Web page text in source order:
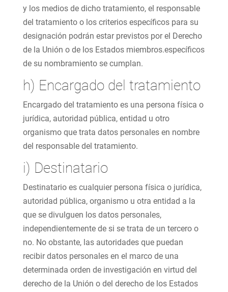
y los medios de dicho tratamiento, el responsable
del tratamiento o los criterios específicos para su
designación podrán estar previstos por el Derecho
de la Unión o de los Estados miembros.específicos
de su nombramiento se cumplan.
h) Encargado del tratamiento
Encargado del tratamiento es una persona física o
jurídica, autoridad pública, entidad u otro
organismo que trata datos personales en nombre
del responsable del tratamiento.
i) Destinatario
Destinatario es cualquier persona física o jurídica,
autoridad pública, organismo u otra entidad a la
que se divulguen los datos personales,
independientemente de si se trata de un tercero o
no. No obstante, las autoridades que puedan
recibir datos personales en el marco de una
determinada orden de investigación en virtud del
derecho de la Unión o del derecho de los Estados